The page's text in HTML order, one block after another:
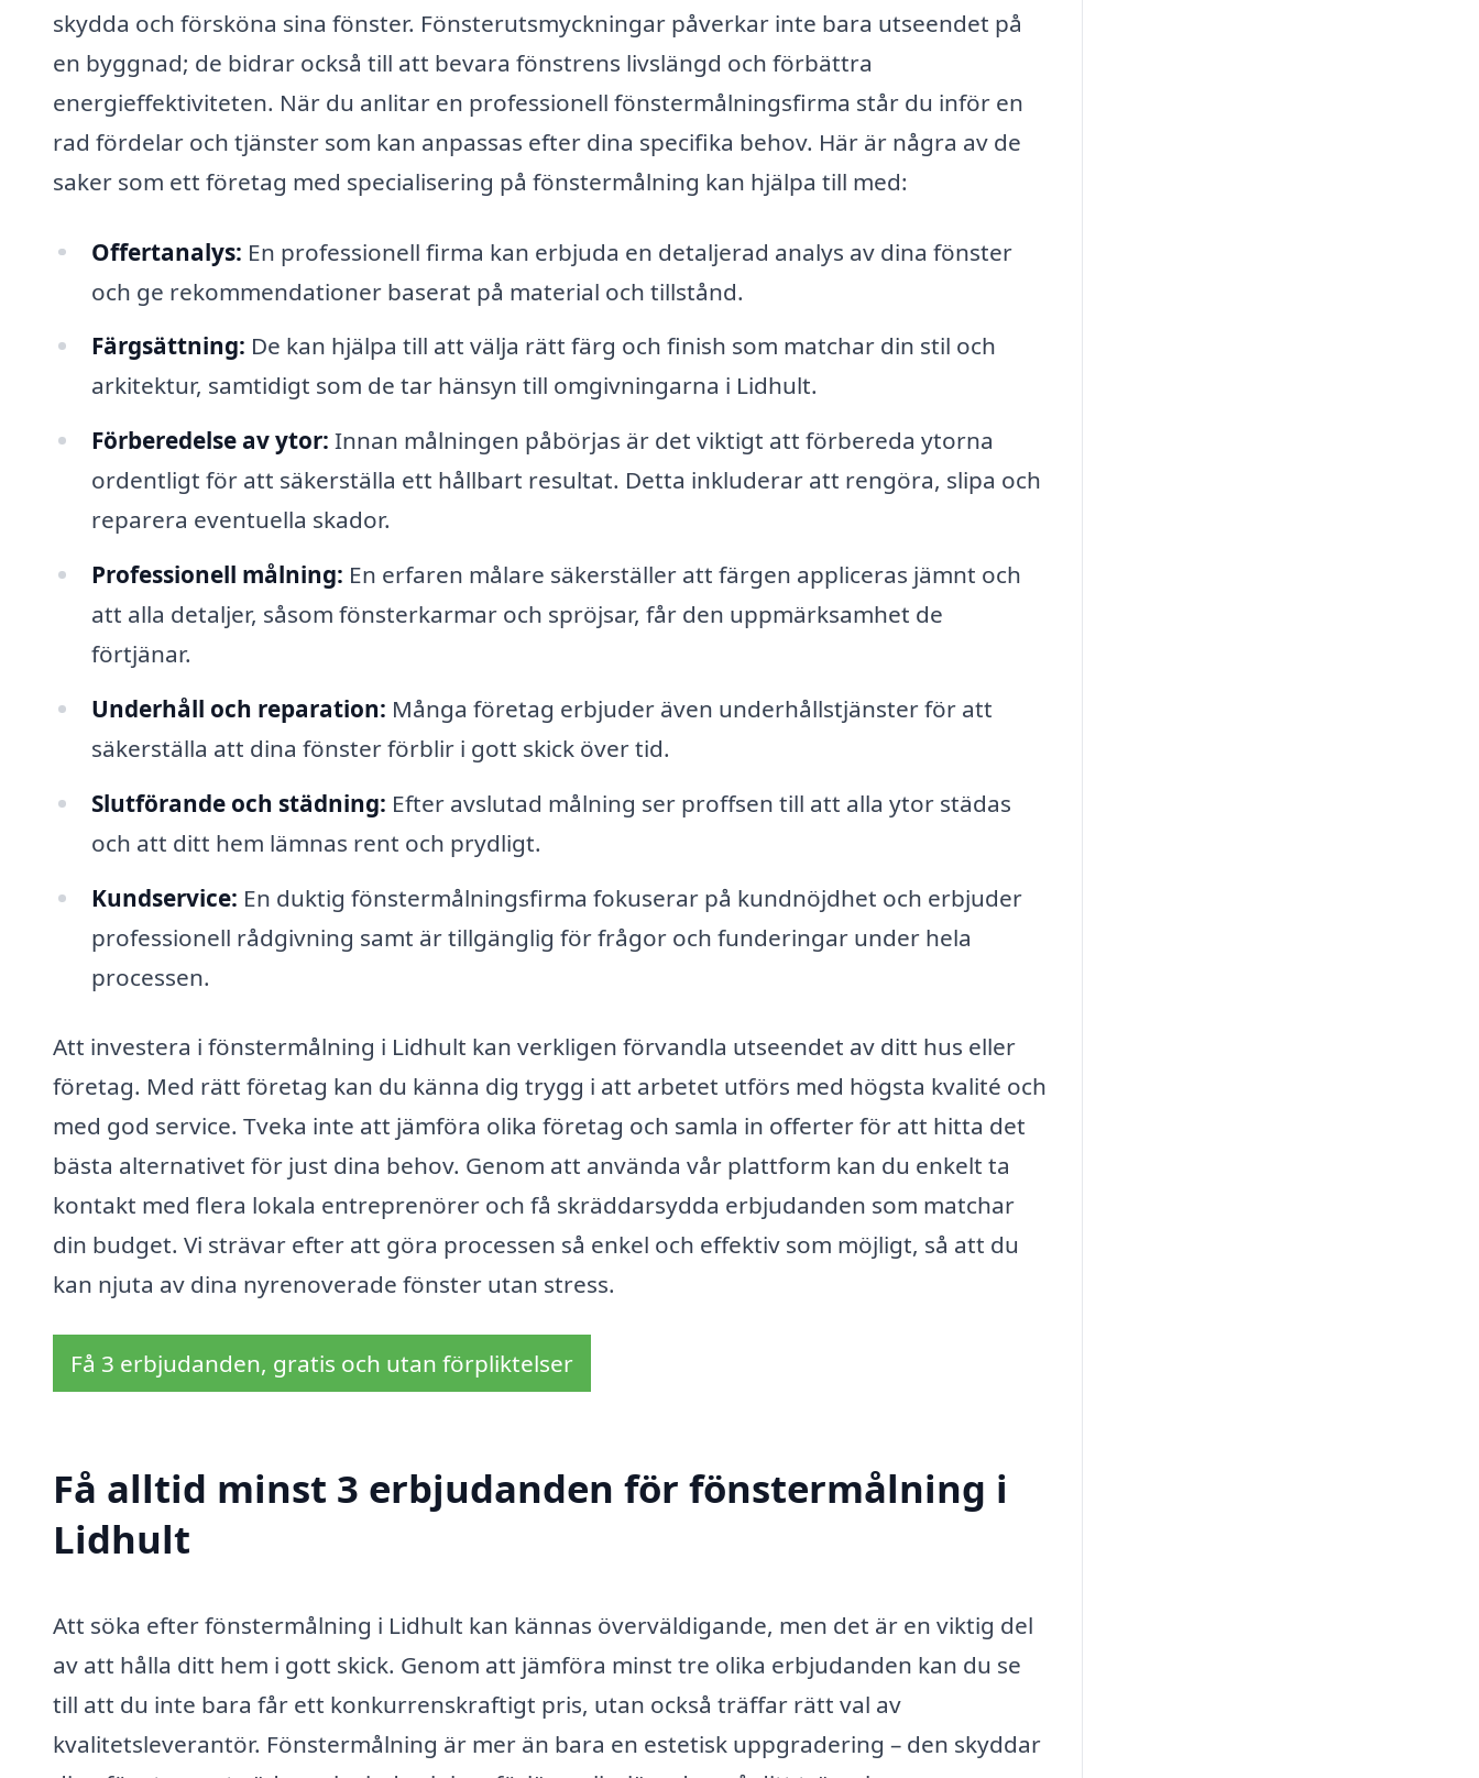
skydda och försköna sina fönster. Fönsterutsmyckningar påverkar inte bara utseendet på
en byggnad; de bidrar också till att bevara fönstrens livslängd och förbättra
energieffektiviteten. När du anlitar en professionell fönstermålningsfirma står du inför en
rad fördelar och tjänster som kan anpassas efter dina specifika behov. Här är några av de
saker som ett företag med specialisering på fönstermålning kan hjälpa till med:
Offertanalys: En professionell firma kan erbjuda en detaljerad analys av dina fönster
och ge rekommendationer baserat på material och tillstånd.
Färgsättning: De kan hjälpa till att välja rätt färg och finish som matchar din stil och
arkitektur, samtidigt som de tar hänsyn till omgivningarna i Lidhult.
Förberedelse av ytor: Innan målningen påbörjas är det viktigt att förbereda ytorna
ordentligt för att säkerställa ett hållbart resultat. Detta inkluderar att rengöra, slipa och
reparera eventuella skador.
Professionell målning: En erfaren målare säkerställer att färgen appliceras jämnt och
att alla detaljer, såsom fönsterkarmar och spröjsar, får den uppmärksamhet de
förtjänar.
Underhåll och reparation: Många företag erbjuder även underhållstjänster för att
säkerställa att dina fönster förblir i gott skick över tid.
Slutförande och städning: Efter avslutad målning ser proffsen till att alla ytor städas
och att ditt hem lämnas rent och prydligt.
Kundservice: En duktig fönstermålningsfirma fokuserar på kundnöjdhet och erbjuder
professionell rådgivning samt är tillgänglig för frågor och funderingar under hela
processen.
Att investera i fönstermålning i Lidhult kan verkligen förvandla utseendet av ditt hus eller
företag. Med rätt företag kan du känna dig trygg i att arbetet utförs med högsta kvalité och
med god service. Tveka inte att jämföra olika företag och samla in offerter för att hitta det
bästa alternativet för just dina behov. Genom att använda vår plattform kan du enkelt ta
kontakt med flera lokala entreprenörer och få skräddarsydda erbjudanden som matchar
din budget. Vi strävar efter att göra processen så enkel och effektiv som möjligt, så att du
kan njuta av dina nyrenoverade fönster utan stress.
Få 3 erbjudanden, gratis och utan förpliktelser
Få alltid minst 3 erbjudanden för fönstermålning i
Lidhult
Att söka efter fönstermålning i Lidhult kan kännas överväldigande, men det är en viktig del
av att hålla ditt hem i gott skick. Genom att jämföra minst tre olika erbjudanden kan du se
till att du inte bara får ett konkurrenskraftigt pris, utan också träffar rätt val av
kvalitetsleverantör. Fönstermålning är mer än bara en estetisk uppgradering – den skyddar